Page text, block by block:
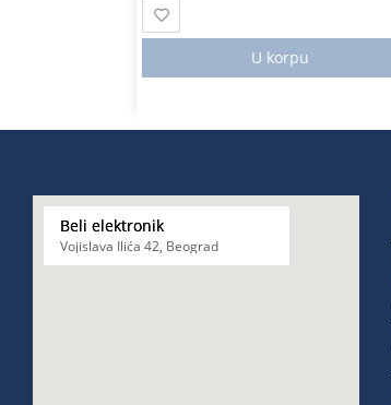
U korpu
Beli elektronik
Vojislava Ilića 42, Beograd